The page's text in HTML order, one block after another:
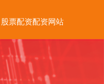
股票配资配资网站